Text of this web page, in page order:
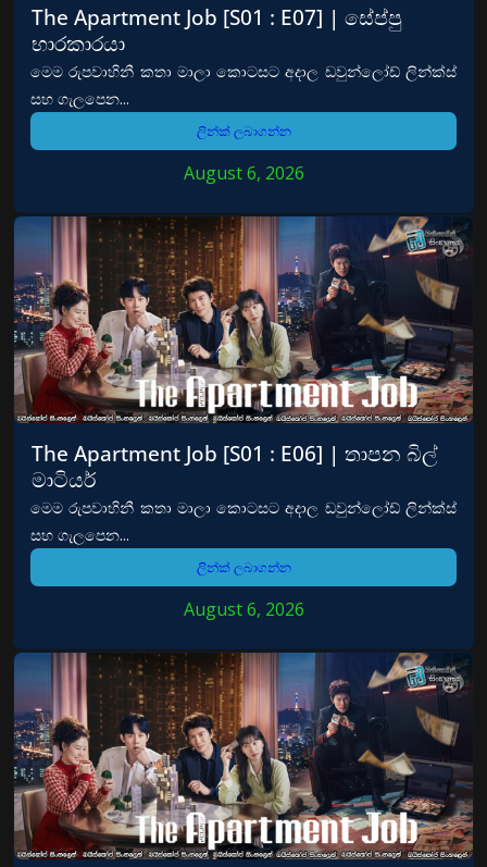
The Apartment Job [S01 : E07] | සේප්පු
භාරකාරයා
මෙම රුපවාහිනී කතා මාලා කොටසට අදාල ඩවුන්ලෝඩ් ලින්ක්ස්
සහ ගැලපෙන...
ලින්ක් ලබාගන්න
August 6, 2026
The Apartment Job [S01 : E06] | තාපන බිල්
මාටියර්
මෙම රුපවාහිනී කතා මාලා කොටසට අදාල ඩවුන්ලෝඩ් ලින්ක්ස්
සහ ගැලපෙන...
ලින්ක් ලබාගන්න
August 6, 2026